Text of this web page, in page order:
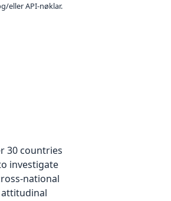
eller API-nøklar.
30 countries
investigate
national
attitudinal